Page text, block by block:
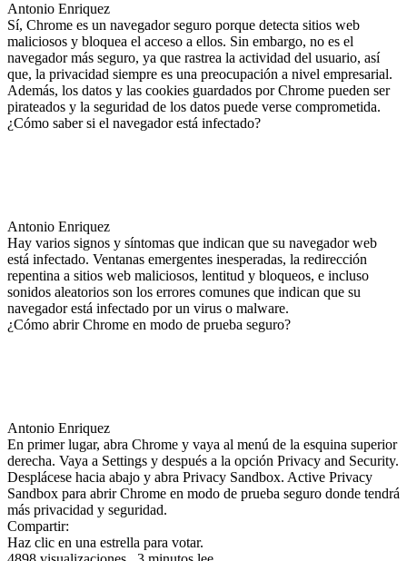
Antonio Enriquez
Sí, Chrome es un navegador seguro porque detecta sitios web
maliciosos y bloquea el acceso a ellos. Sin embargo, no es el
navegador más seguro, ya que rastrea la actividad del usuario, así
que, la privacidad siempre es una preocupación a nivel empresarial.
Además, los datos y las cookies guardados por Chrome pueden ser
pirateados y la seguridad de los datos puede verse comprometida.
¿Cómo saber si el navegador está infectado?
Antonio Enriquez
Hay varios signos y síntomas que indican que su navegador web
está infectado. Ventanas emergentes inesperadas, la redirección
repentina a sitios web maliciosos, lentitud y bloqueos, e incluso
sonidos aleatorios son los errores comunes que indican que su
navegador está infectado por un virus o malware.
¿Cómo abrir Chrome en modo de prueba seguro?
Antonio Enriquez
En primer lugar, abra Chrome y vaya al menú de la esquina superior
derecha. Vaya a Settings y después a la opción Privacy and Security.
Desplácese hacia abajo y abra Privacy Sandbox. Active Privacy
Sandbox para abrir Chrome en modo de prueba seguro donde tendrá
más privacidad y seguridad.
Compartir:
Haz clic en una estrella para votar.